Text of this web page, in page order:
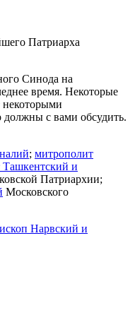
Патриарха
Синода на
время. Некоторые
некоторыми
должны с вами обсудить.
; митрополит
Ташкентский и
Патриархии;
Московского
Нарвский и